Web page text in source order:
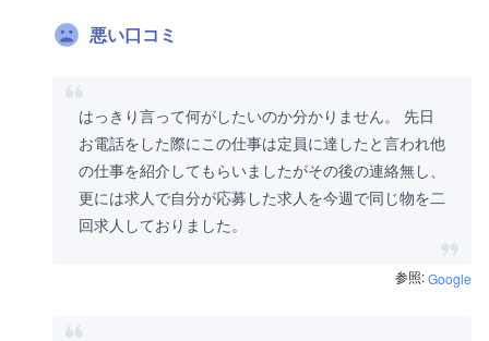
悪い口コミ
はっきり言って何がしたいのか分かりません。 先日
お電話をした際にこの仕事は定員に達したと言われ他
の仕事を紹介してもらいましたがその後の連絡無し、
更には求人で自分が応募した求人を今週で同じ物を二
回求人しておりました。
参照:Google